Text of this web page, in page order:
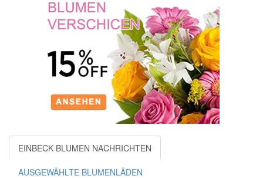
EINBECK BLUMEN NACHRICHTEN
AUSGEWÄHLTE BLUMENLÄDEN